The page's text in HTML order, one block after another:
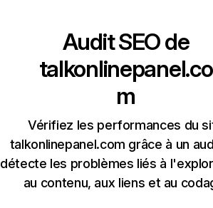
Audit SEO de
talkonlinepanel.co
m
Vérifiez les performances du
talkonlinepanel.com grâce à un
détecte les problèmes liés à
au contenu, aux liens et au